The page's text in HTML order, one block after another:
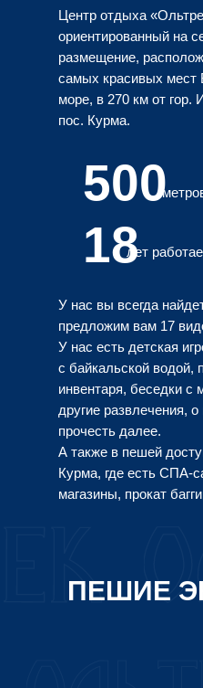
Центр отдыха
ориентированный на
размещение,
самых красивых
море, в 270 км от гор.
пос. Курма.
500
18лет
У нас вы всегда
предложим вам 17
У нас есть детская
с байкальской водой,
инвентаря, беседки с
другие развлечения,
прочесть далее.
А также в пешей
Курма, где есть СПА-
магазины, прокат
ПЕШИЕ